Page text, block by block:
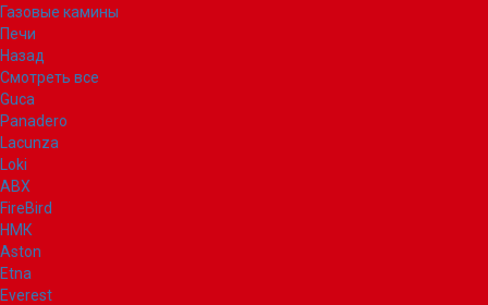
Газовые камины
Печи
Назад
Смотреть все
Guca
Panadero
Lacunza
Loki
ABX
FireBird
НМК
Aston
Etna
Everest